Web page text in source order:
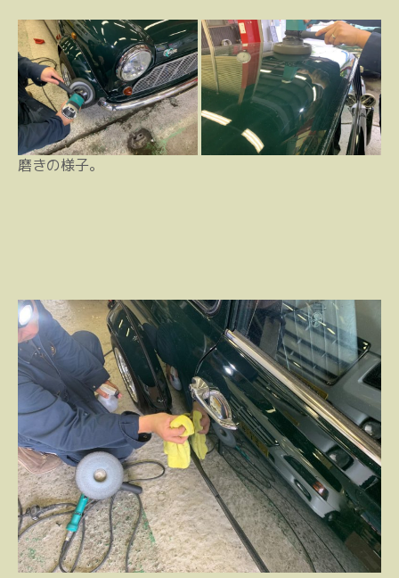
磨きの様子。